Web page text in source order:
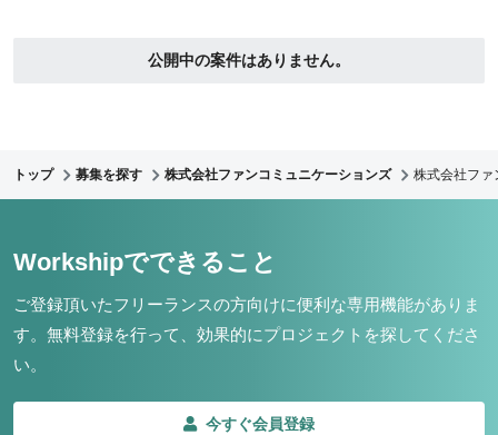
公開中の案件はありません。
トップ 募集を探す 株式会社ファンコミュニケーションズ 株式会社ファ
Workshipでできること
ご登録頂いたフリーランスの方向けに便利な専用機能がありま
す。 無料登録を行って、効果的にプロジェクトを探してくださ
い。
今すぐ会員登録